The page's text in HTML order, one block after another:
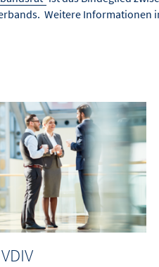
Weitere Informationen